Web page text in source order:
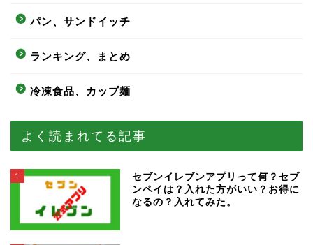
パン、サンドイッチ
ランキング、まとめ
冷凍食品、カップ麺
よく読まれてる記事
1
セブンイレブンアプリって何？セブ
ンペイは？入れた方がいい？お得に
なるの？入れてみた。